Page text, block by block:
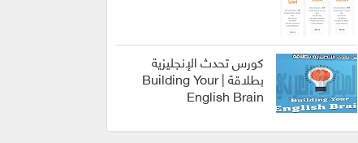
كورسات
كورس تحدث الإنجليزية
بطلاقة | Building Your
English Brain